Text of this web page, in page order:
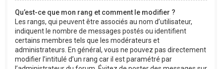
Qu’est-ce que mon rang et comment le modifier ?
Les rangs, qui peuvent être associés au nom d’utilisateur,
indiquent le nombre de messages postés ou identifient
certains membres tels que les modérateurs et
administrateurs. En général, vous ne pouvez pas directement
modifier l’intitulé d’un rang car il est paramétré par